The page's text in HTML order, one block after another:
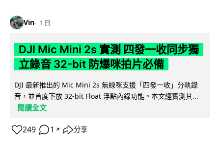
Vin 1 日
DJI Mic Mini 2s 實測 四發一收同步獨
立錄音 32-bit 防爆咪拍片必備
DJI 最新推出的 Mic Mini 2s 無線咪支援「四發一收」分軌錄
音，並首度下放 32-bit Float 浮點內錄功能。本文經實測其...
閱讀全文
249 1 ↗ 分享